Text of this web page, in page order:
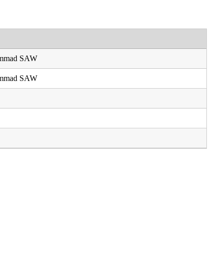
SAW
SAW